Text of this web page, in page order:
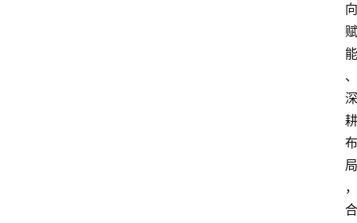
向
赋
能
、
深
耕
布
局
，
合